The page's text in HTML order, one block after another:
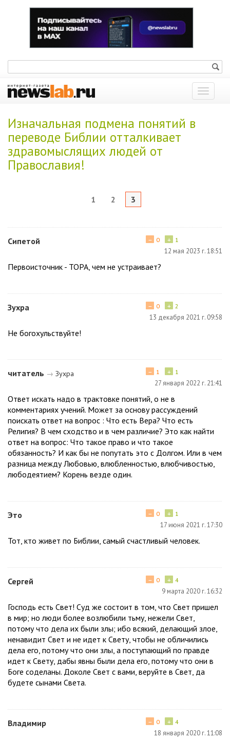
Показать
меню
Изначальная подмена понятий в
переводе Библии отталкивает
здравомыслящих людей от
Православия!
1 2 3
Сипетой + 1
− 0
12 мая 2023 г. 18:51
Первоисточник - ТОРА, чем не устраивает?
Зухра + 2
− 0
13 декабря 2021 г. 09:58
Не богохульствуйте!
читатель → Зухра + 1
− 1
27 января 2022 г. 21:41
Ответ искать надо в трактовке понятий, о не в
комментариях учений. Может за основу рассуждений
поискать ответ на вопрос : Что есть Вера? Что есть
Религия? В чем сходство и в чем различие? Это как найти
ответ на вопрос: Что такое право и что такое
обязанность? И как бы не попутать это с Долгом. Или в чем
разница между Любовью, влюбленностью, влюбчивостью,
любодеятием? Корень везде один.
Это + 1
− 0
17 июня 2021 г. 17:30
Тот, кто живет по Библии, самый счастливый человек.
Сергей + 4
− 0
9 марта 2020 г. 16:32
Господь есть Свет! Суд же состоит в том, что Свет пришел
в мир; но люди более возлюбили тьму, нежели Свет,
потому что дела их были злы; ибо всякий, делающий злое,
ненавидит Свет и не идет к Свету, чтобы не обличились
дела его, потому что они злы, а поступающий по правде
идет к Свету, дабы явны были дела его, потому что они в
Боге соделаны. Доколе Свет с вами, веруйте в Свет, да
будете сынами Света.
Владимир + 4
− 0
18 января 2020 г. 11:08